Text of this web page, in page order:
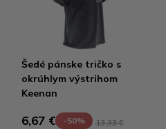
Šedé pánske tričko s
okrúhlym výstrihom
Keenan
6,67 € -50% 13,33 €